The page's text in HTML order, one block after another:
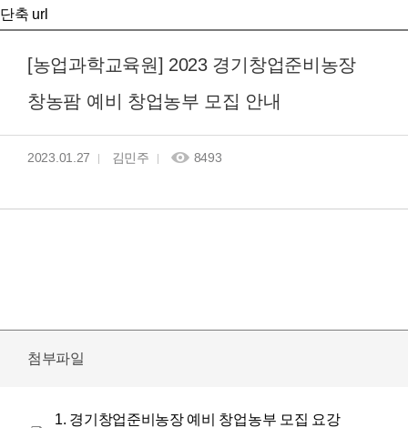
단축 url
[농업과학교육원] 2023 경기창업준비농장
창농팜 예비 창업농부 모집 안내
2023.01.27 김민주 8493
첨부파일
1. 경기창업준비농장 예비 창업농부 모집 요강